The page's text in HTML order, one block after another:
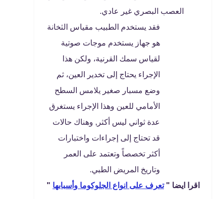
العصب البصري غير عادي.
فقد يستخدم الطبيب مقياس الثخانة
هو جهاز يستخدم موجات صوتية
لقياس سمك القرنية، ولكن هذا
الإجراء يحتاج إلى تخدير العين، ثم
وضع مسبار صغير يلامس السطح
الأمامي للعين وهذا الإجراء يستغرق
عدة ثواني ليس أكثر, وهناك حالات
قد تحتاج إلى إجراءات واختبارات
أكثر تخصصاً وتعتمد على العمر
وتاريخ المريض الطبي.
اقرا ايضا "تعرف على انواع الجلوكوما وأسبابها "